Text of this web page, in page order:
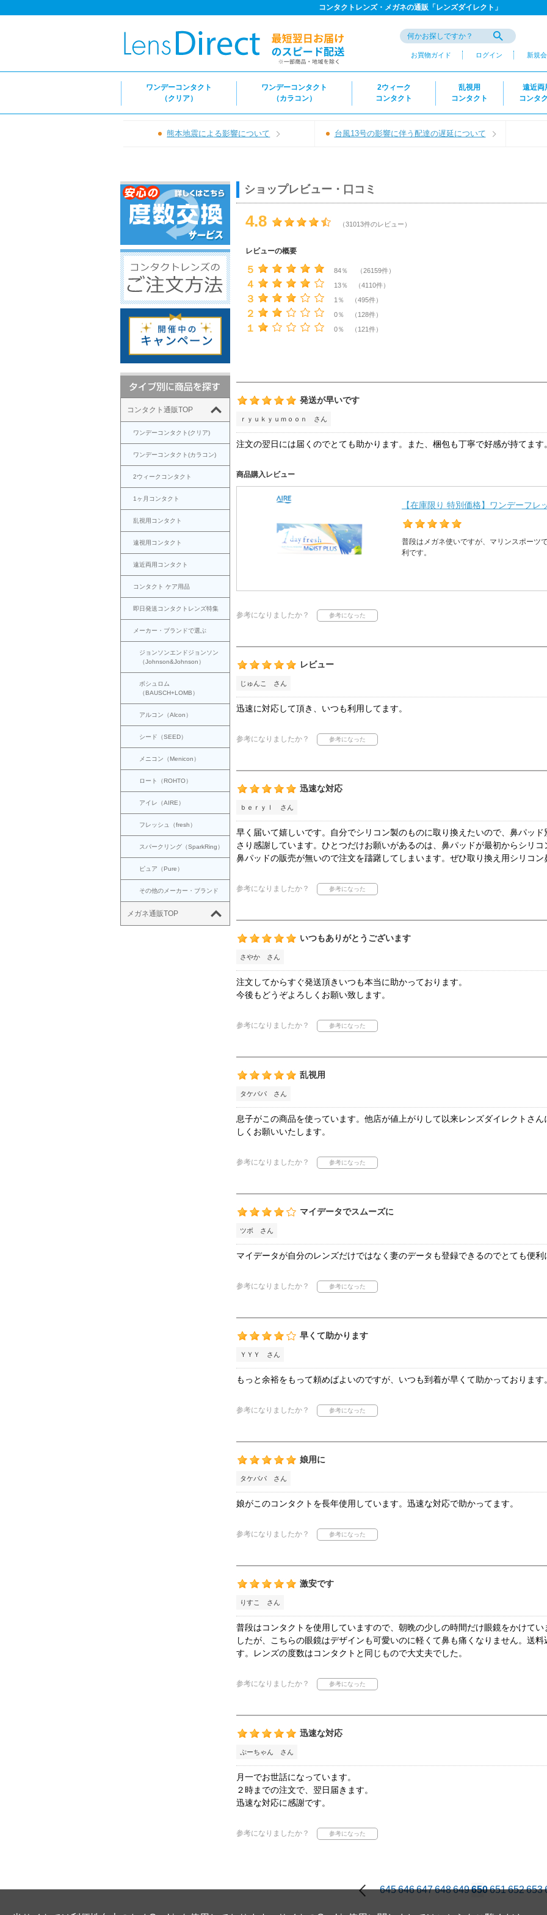
コンタクトレンズ・メガネの通販「レンズダイレクト」
お買物ガイド ログイン 新規
ワンデーコンタクト
（クリア）
ワンデーコンタクト
（カラコン）
2ウィーク
コンタクト
乱視用
コンタクト
遠近両
コンタ
熊本地震による影響について 台風13号の影響に伴う配達の遅延について
コンタクト通販TOP
ワンデーコンタクト(クリア)
ワンデーコンタクト(カラコン)
2ウィークコンタクト
1ヶ月コンタクト
乱視用コンタクト
遠視用コンタクト
遠近両用コンタクト
コンタクト ケア用品
即日発送コンタクトレンズ特集
メーカー・ブランドで選ぶ
ジョンソンエンドジョンソン
（Johnson&Johnson）
ボシュロム
（BAUSCH+LOMB）
アルコン（Alcon）
シード（SEED）
メニコン（Menicon）
ロート（ROHTO）
アイレ（AIRE）
フレッシュ（fresh）
スパークリング（SparkRing）
ピュア（Pure）
その他のメーカー・ブランド
メガネ通販TOP
ショップレビュー・口コミ
4.8 （31013件のレビュー）
レビューの概要
５ 84％ （26159件）
４ 13％ （4110件）
３ 1％ （495件）
２ 0％ （128件）
１ 0％ （121件）
発送が早いです
ｒｙｕｋｙｕｍｏｏｎ さん
注文の翌日には届くのでとても助かります。また、梱包も丁寧で好感が持てます。
商品購入レビュー
【在庫限り 特別価格】ワンデーフ
普段はメガネ使いですが、マリンスポーツ
利です。
参考になりましたか？
レビュー
じゅんこ さん
迅速に対応して頂き、いつも利用してます。
参考になりましたか？
迅速な対応
ｂｅｒｙｌ さん
早く届いて嬉しいです。自分でシリコン製のものに取り換えたいので、鼻パッ
さり感謝しています。ひとつだけお願いがあるのは、鼻パッドが最初からシリ
鼻パッドの販売が無いので注文を躊躇してしまいます。ぜひ取り換え用シリコン
参考になりましたか？
いつもありがとうございます
さやか さん
注文してからすぐ発送頂きいつも本当に助かっております。
今後もどうぞよろしくお願い致します。
参考になりましたか？
乱視用
タケパパ さん
息子がこの商品を使っています。他店が値上がりして以来レンズダイレクトさ
しくお願いいたします。
参考になりましたか？
マイデータでスムーズに
ツボ さん
マイデータが自分のレンズだけではなく妻のデータも登録できるのでとても便利
参考になりましたか？
早くて助かります
ＹＹＹ さん
もっと余裕をもって頼めばよいのですが、いつも到着が早くて助かっております。
参考になりましたか？
娘用に
タケパパ さん
娘がこのコンタクトを長年使用しています。迅速な対応で助かってます。
参考になりましたか？
激安です
りすこ さん
普段はコンタクトを使用していますので、朝晩の少しの時間だけ眼鏡をかけて
したが、こちらの眼鏡はデザインも可愛いのに軽くて鼻も痛くなりません。送
す。レンズの度数はコンタクトと同じもので大丈夫でした。
参考になりましたか？
迅速な対応
ぷーちゃん さん
月一でお世話になっています。
２時までの注文で、翌日届きます。
迅速な対応に感謝です。
参考になりましたか？
645646647648649650651652653